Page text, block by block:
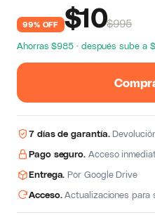
99% OFF $10$995
Ahorras $985 · después sube a
7 días de garantía.
Pago seguro. Acceso
Entrega. Por Google Drive
Acceso.Actualizaciones para